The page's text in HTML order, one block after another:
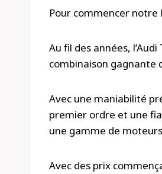
Pour commencer
Au fil des années,
combinaison gagnante
Avec une maniabilité
premier ordre et une
une gamme de
Avec des prix